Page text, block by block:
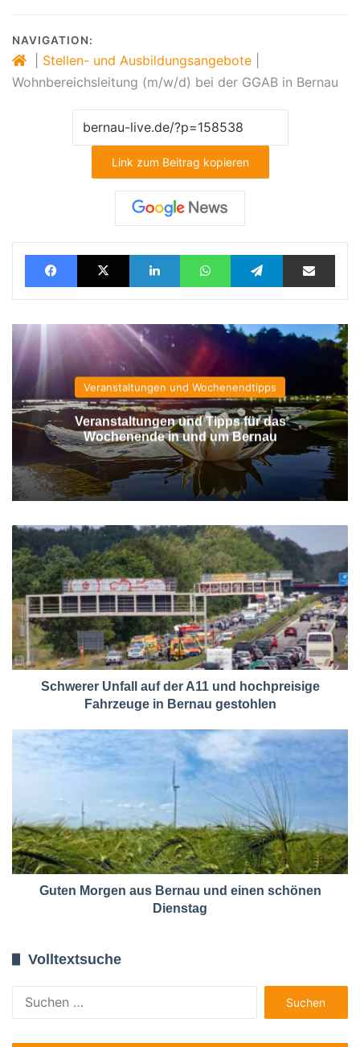
NAVIGATION:
Stellen- und Ausbildungsangebote
Wohnbereichsleitung (m/w/d) bei der GGAB in Bernau
Link zum Beitrag kopieren
FacebookX LinkedInWhatsAppTelegramTeilen via E-Mail
Veranstaltungen und Wochenendtipps
Veranstaltungen und Tipps für das
Wochenende in und um Bernau
Schwerer Unfall auf der A11 und hochpreisige
Fahrzeuge in Bernau gestohlen
Guten Morgen aus Bernau und einen schönen
Dienstag
Volltextsuche
nach: